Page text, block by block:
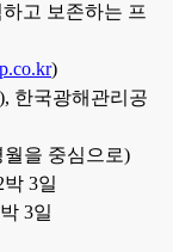
고 보존하는 프
)
), 한국광해관리공
을 중심으로)
3일
3일